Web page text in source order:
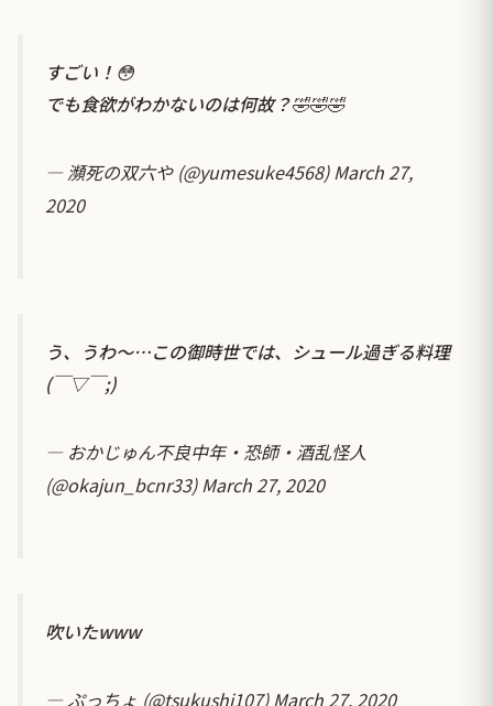
すごい！😳
でも食欲がわかないのは何故？🤣🤣🤣
— 瀕死の双六や (@yumesuke4568)March 27,
2020
う、うわ～…この御時世では、シュール過ぎる料理
(￣▽￣;)
— おかじゅん不良中年・恐師・酒乱怪人
(@okajun_bcnr33)March 27, 2020
吹いたwww
— ぷっちょ (@tsukushi107) March 27, 2020